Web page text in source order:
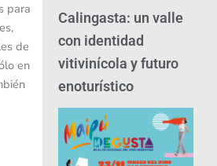
para
de
en
Calingasta: un valle
con identidad
vitivinícola y futuro
enoturístico